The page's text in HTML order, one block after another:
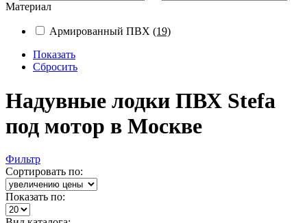
Материал
Армированный ПВХ (19)
Показать
Сбросить
Надувные лодки ПВХ Stefa
под мотор в Москве
Фильтр
Сортировать по:
Показать по: